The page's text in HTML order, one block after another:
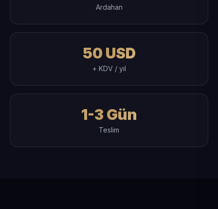
Ardahan
50 USD
+ KDV / yıl
1-3 Gün
Teslim